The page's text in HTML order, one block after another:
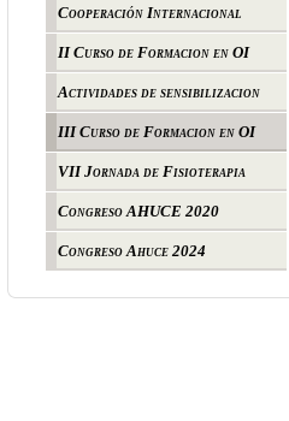
Cooperación Internacional
II Curso de Formacion en OI
Actividades de sensibilizacion
III Curso de Formacion en OI
VII Jornada de Fisioterapia
Congreso AHUCE 2020
Congreso Ahuce 2024